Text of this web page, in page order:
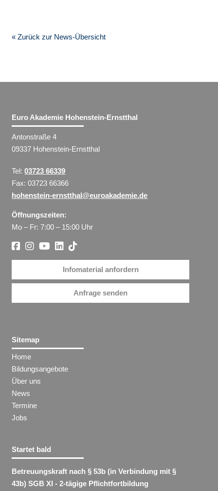
« Zurück zur News-Übersicht
Euro Akademie Hohenstein-Ernstthal
Antonstraße 4
09337 Hohenstein-Ernstthal
Tel:03723 66339
Fax: 03723 66366
hohenstein-ernstthal@euroakademie.de
Öffnungszeiten:
Mo – Fr: 7:00 – 15:00 Uhr
Infomaterial anfordern
Anfrage senden
Sitemap
Home
Bildungsangebote
Über uns
News
Termine
Jobs
Startet bald
Betreuungskraft nach § 53b (in Verbindung mit §
43b) SGB XI - 2-tägige Pflichtfortbildung